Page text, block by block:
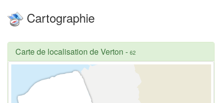
Cartographie
Carte de localisation de Verton - 62